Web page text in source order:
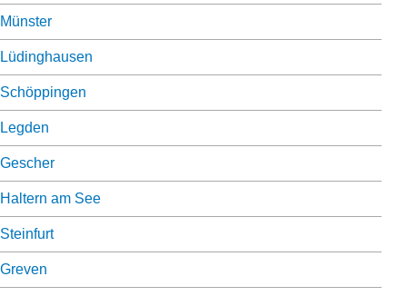
Münster
Lüdinghausen
Schöppingen
Legden
Gescher
Haltern am See
Steinfurt
Greven